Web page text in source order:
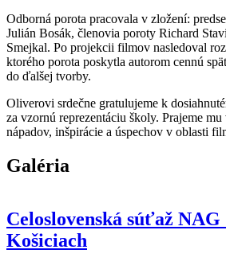
Odborná porota pracovala v zložení:
Julián Bosák, členovia poroty Richard
Smejkal. Po projekcii filmov nasledoval
ktorého porota poskytla autorom cennú
do ďalšej tvorby.
Oliverovi srdečne gratulujeme k
za vzornú reprezentáciu školy. Prajeme
nápadov, inšpirácie a úspechov v oblasti
Galéria
Celoslovenská súťaž NAG
Košiciach